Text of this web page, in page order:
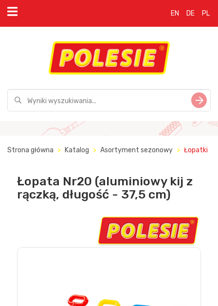
EN DE PL
Strona główna Katalog Asortyment sezonowy Łopatki
Łopata Nr20 (aluminiowy kij z
rączką, długość - 37,5 cm)